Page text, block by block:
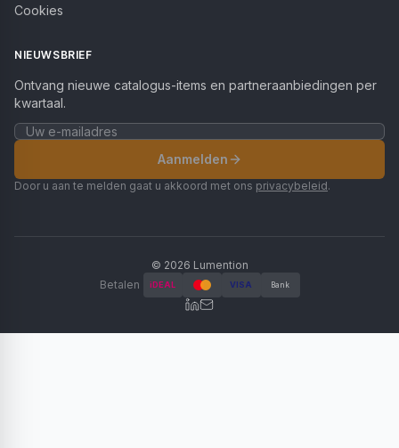
Cookies
NIEUWSBRIEF
Ontvang nieuwe catalogus-items en partneraanbiedingen per
kwartaal.
Aanmelden
Door u aan te melden gaat u akkoord met ons privacybeleid.
© 2026 Lumention
Betalen
iDEAL VISA Bank